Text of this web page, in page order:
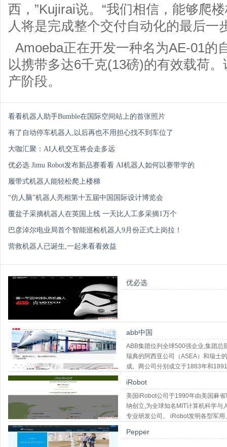
西，”Kujirai说。“我们相信，能够爬
人将是完成整个交付自动化的最后一
Amoeba正在开发一种名为AE-01的
以携带多达6千克(13磅)的有效载荷
产阶段。
看看机器人助手Bumble在国际空间站上的首张照片
有了自动停车机器人,以后再也不用担心找不到车位了
大咖汇聚：AI人机交互将会走多远
优必选 Jimu Robot发布新品赛看看 AI机器人如何以赛带学的
履带式机器人能轻松爬上楼梯
“仿人脑”机器人亮相第十五届中国国际设计博览会
覆盆子采摘机器人在英国上线 一天比人工多采摘1万个
巴彦淖尔电业局首个智能巡检机器人9月份正式上岗拉！
营救机器人已诞生,一起来看看效益
优必选
abb中国
ABB集团位列全球500强企业,集团
瑞典的阿西亚公司（ASEA）和瑞士
成。两公司分别成立于1883年和
iRobot
美国iRobot公司于1990年由美国麻省
纳创立,为全球知名MIT计算机科学与
专业研发公司。 iRobot发明各型军
Pepper